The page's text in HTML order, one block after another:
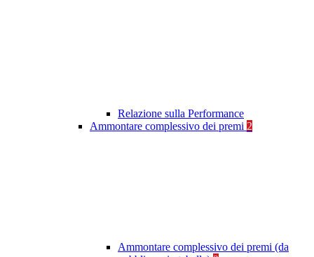
Relazione sulla Performance
Ammontare complessivo dei premi 2
Ammontare complessivo dei premi (da